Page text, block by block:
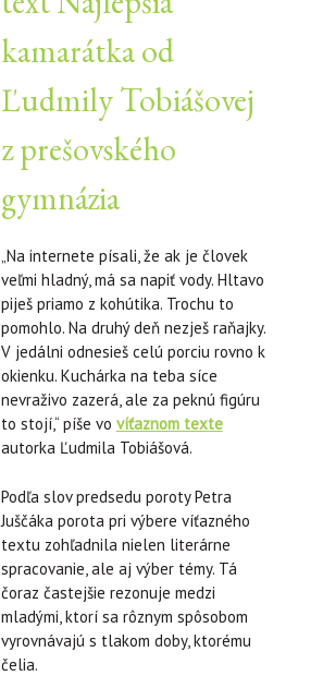
kamarátka od
Ľudmily Tobiášovej
z prešovského
gymnázia
„Na internete písali, že ak je človek
veľmi hladný, má sa napiť vody. Hltavo
piješ priamo z kohútika. Trochu to
pomohlo. Na druhý deň nezješ raňajky.
V jedálni odnesieš celú porciu rovno k
okienku. Kuchárka na teba síce
nevraživo zazerá, ale za peknú figúru
to stojí,“ píše vo víťaznom texte
autorka Ľudmila Tobiášová.
Podľa slov predsedu poroty Petra
Juščáka porota pri výbere víťazného
textu zohľadnila nielen literárne
spracovanie, ale aj výber témy. Tá
čoraz častejšie rezonuje medzi
mladými, ktorí sa rôznym spôsobom
vyrovnávajú s tlakom doby, ktorému
čelia.